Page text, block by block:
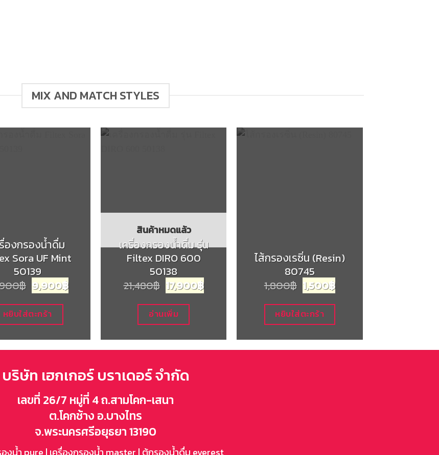
MIX AND MATCH STYLES
องกรองน้ำดื่ม
Sora UF Mint
50139
฿ Original
price
was:
10,900฿.
9,900฿Current
price
หยิบใส่ตะกร้า
สินค้าหมดแล้ว
เครื่องกรองน้ำดื่ม รุ่น
Filtex DIRO 600
50138
21,480฿ Original
price
was:
21,480฿.
17,900฿Current
price
อ่านเพิ่ม
ไส้กรองเรซิ่น (Resin)
80745
1,800฿ Original
price
was:
1,800฿.
1,500฿Current
price
is:
หยิบใส่ตะกร้า
บริษัท เฮกเกอร์ บราเดอร์ จำกัด
เลขที่ 26/7 หมู่ที่ 4 ถ.สามโคก-เสนา
ต.โคกช้าง อ.บางไทร
จ.พระนครศรีอยุธยา 13190
งน้ำ pure | เครื่องกรองน้ำ master | ตู้กรองน้ำดื่ม everest